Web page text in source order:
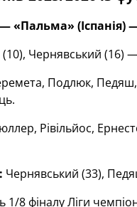
«Пальма» (Іспанія)
Чернявський (16)
Подлюк,
Рівільйос,
Чернявський (33),
1/8 фіналу Ліги